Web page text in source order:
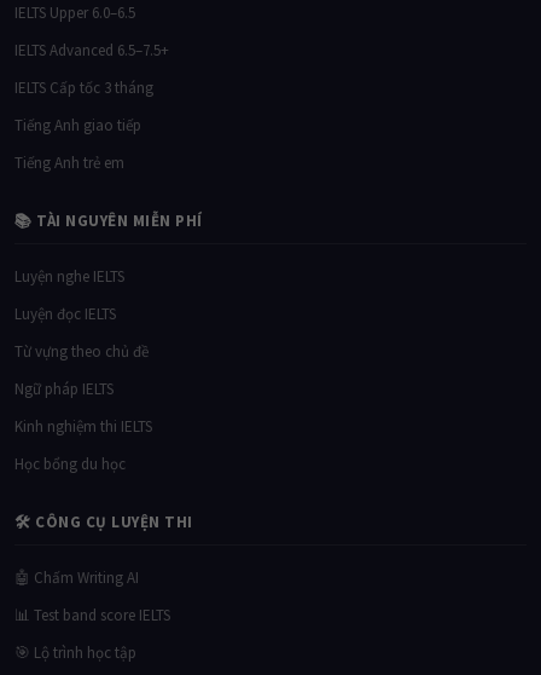
IELTS Upper 6.0–6.5
IELTS Advanced 6.5–7.5+
IELTS Cấp tốc 3 tháng
Tiếng Anh giao tiếp
Tiếng Anh trẻ em
📚 TÀI NGUYÊN MIỄN PHÍ
Luyện nghe IELTS
Luyện đọc IELTS
Từ vựng theo chủ đề
Ngữ pháp IELTS
Kinh nghiệm thi IELTS
Học bổng du học
🛠 CÔNG CỤ LUYỆN THI
🤖 Chấm Writing AI
📊 Test band score IELTS
🎯 Lộ trình học tập